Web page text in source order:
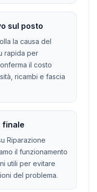
sul posto
la causa del
rapida per
il costo
ricambi e fascia
finale
Riparazione
il funzionamento
utili per evitare
del problema.